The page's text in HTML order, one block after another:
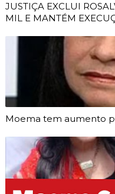
JUSTIÇA EXCLUI
MIL E MANTÉM
Moema tem aumento